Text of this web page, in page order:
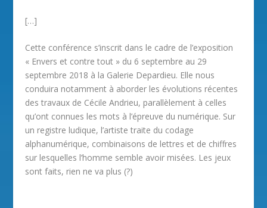
[…]
Cette conférence s’inscrit dans le cadre de l’exposition
« Envers et contre tout » du 6 septembre au 29
septembre 2018 à la Galerie Depardieu. Elle nous
conduira notamment à aborder les évolutions récentes
des travaux de Cécile Andrieu, parallèlement à celles
qu’ont connues les mots à l’épreuve du numérique. Sur
un registre ludique, l’artiste traite du codage
alphanumérique, combinaisons de lettres et de chiffres
sur lesquelles l’homme semble avoir misées. Les jeux
sont faits, rien ne va plus (?)